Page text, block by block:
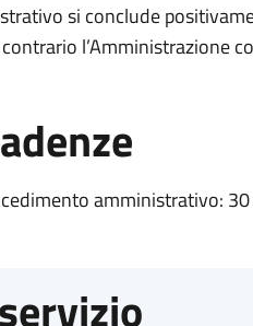
si conclude
l’Amministrazione
amministrativo: